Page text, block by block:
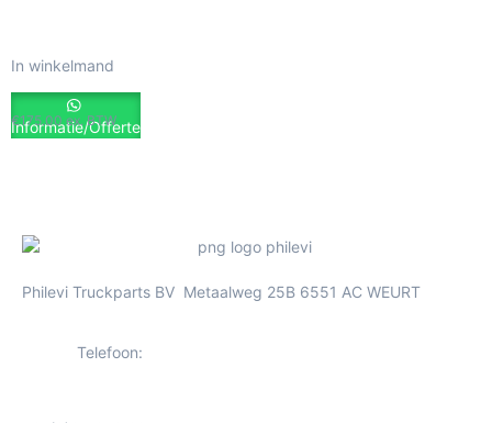
€175.00 ex. BTW
In winkelmand
Informatie/Offerte
Philevi Truckparts BV Metaalweg 25B 6551 AC WEURT
Telefoon: